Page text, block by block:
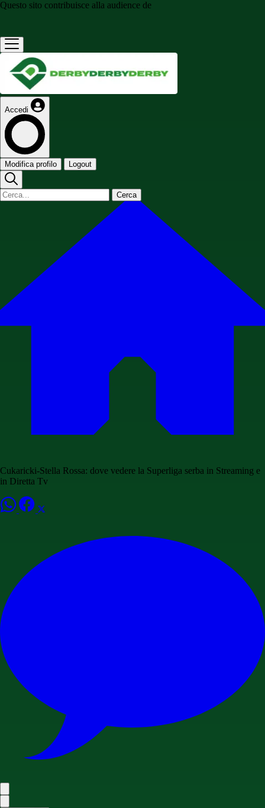
Questo sito contribuisce alla audience de
Accedi
Modifica profilo Logout
Cerca
Cukaricki-Stella Rossa: dove vedere la Superliga serba in Streaming e
in Diretta Tv